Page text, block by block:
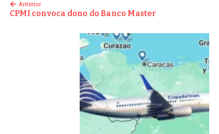
Anterior
CPMI convoca dono do Banco Master